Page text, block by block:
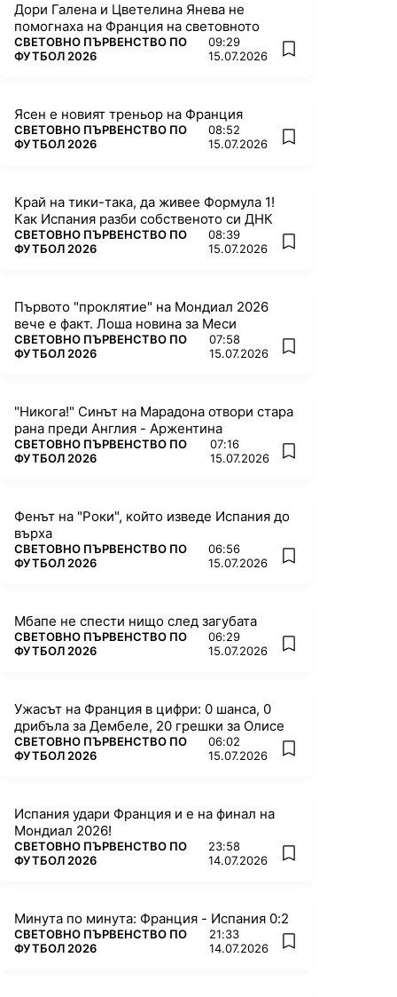
Дори Галена и Цветелина Янева не
помогнаха на Франция на световното
ПОВЕЧЕ ОТ
СВЕТОВНО ПЪРВЕНСТВО ПО
ФУТБОЛ 2026
09:29
15.07.2026
add favorites
Ясен е новият треньор на Франция
ПОВЕЧЕ ОТ
СВЕТОВНО ПЪРВЕНСТВО ПО
ФУТБОЛ 2026
08:52
15.07.2026
add favorites
Край на тики-така, да живее Формула 1!
Как Испания разби собственото си ДНК
ПОВЕЧЕ ОТ
СВЕТОВНО ПЪРВЕНСТВО ПО
ФУТБОЛ 2026
08:39
15.07.2026
add favorites
Първото "проклятие" на Мондиал 2026
вече е факт. Лоша новина за Меси
ПОВЕЧЕ ОТ
СВЕТОВНО ПЪРВЕНСТВО ПО
ФУТБОЛ 2026
07:58
15.07.2026
add favorites
"Никога!" Синът на Марадона отвори стара
рана преди Англия - Аржентина
ПОВЕЧЕ ОТ
СВЕТОВНО ПЪРВЕНСТВО ПО
ФУТБОЛ 2026
07:16
15.07.2026
add favorites
Фенът на "Роки", който изведе Испания до
върха
ПОВЕЧЕ ОТ
СВЕТОВНО ПЪРВЕНСТВО ПО
ФУТБОЛ 2026
06:56
15.07.2026
add favorites
Мбапе не спести нищо след загубата
ПОВЕЧЕ ОТ
СВЕТОВНО ПЪРВЕНСТВО ПО
ФУТБОЛ 2026
06:29
15.07.2026
add favorites
Ужасът на Франция в цифри: 0 шанса, 0
дрибъла за Дембеле, 20 грешки за Олисе
ПОВЕЧЕ ОТ
СВЕТОВНО ПЪРВЕНСТВО ПО
ФУТБОЛ 2026
06:02
15.07.2026
add favorites
Испания удари Франция и е на финал на
Мондиал 2026!
ПОВЕЧЕ ОТ
СВЕТОВНО ПЪРВЕНСТВО ПО
ФУТБОЛ 2026
23:58
14.07.2026
add favorites
Минута по минута: Франция - Испания 0:2
ПОВЕЧЕ ОТ
СВЕТОВНО ПЪРВЕНСТВО ПО
ФУТБОЛ 2026
21:33
14.07.2026
add favorites